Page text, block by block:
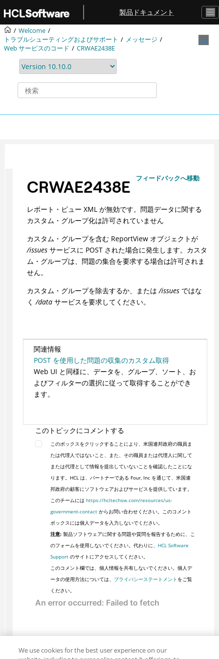
メインコンテンツにジャンプ
製品ドキュメント
Welcome
トラブルシューティングおよびサポート
メッセージ
Web サービスのコード
CRWAE2438E
フィードバックへ移動
CRWAE2438E
レポート・ビュー XML が無効です。問題データに関する
カスタム・グループ化は許可されていません
カスタム・グループを含む ReportView オブジェクトが
/issuesサービスに POST された場合に発生します。カスタ
ム・グループは、問題の集合を要求する場合は許可されま
せん。
カスタム・グループを除去するか、または/issuesではな
く/dataサービスを要求してください。
関連情報
POST を使用した問題の収集のカスタム取得
Web UI と同様に、データを、グループ、ソート、お
よびフィルターの選択に従って取得することができ
ます。
このトピックにコメントする
このボックスをクリックすることにより、米国連邦政府の職員ま
たは代理人ではないこと、また、その職員または代理人に関して
または代理として情報を提出していないことを確認したことにな
ります。HCL は、パートナーである Four, Inc を通じて、米国連
邦政府の顧客にソフトウェアおよびサービスを提供しています。
このチームには https://hcltechsw.com/resources/us-
government-contactからお問い合わせください。このコメント
ボックスには個人データを入力しないでください。
注意:製品ソフトウェアに関する問題や質問を報告するために、こ
のフォームを使用しないでください。代わりに、 HCL Software
Supportのサイトにアクセスしてください。
このコメント欄では、個人情報を共有しないでください。個人デ
ータの使用方法については、 プライバシーステートメント をご覧
ください。
We use cookies for the best user experience on our